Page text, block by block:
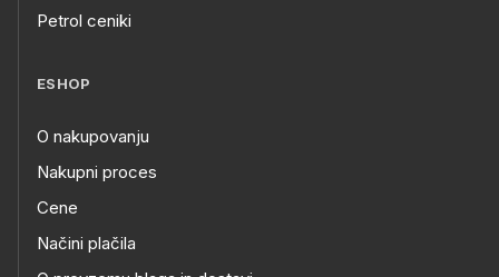
Petrol ceniki
ESHOP
O nakupovanju
Nakupni proces
Cene
Načini plačila